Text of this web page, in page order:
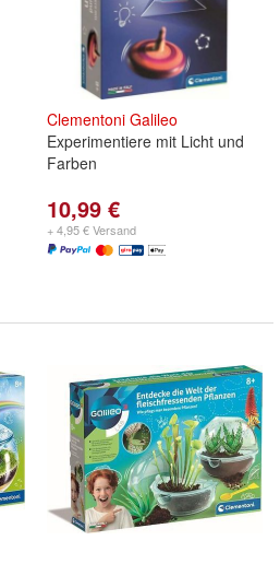
Clementoni Galileo
Experimentiere mit Licht und
Farben
10,99 €
+ 4,95 € Versand